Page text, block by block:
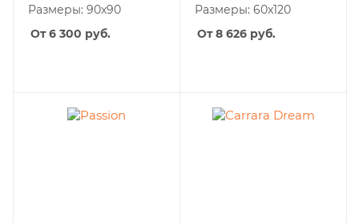
Размеры: 90x90
От 6 300 руб.
Размеры: 60x120
От 8 626 руб.